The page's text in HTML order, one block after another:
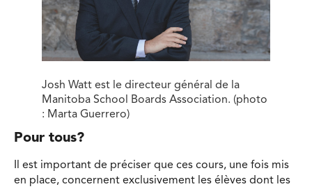
Josh Watt est le directeur général de la
Manitoba School Boards Association. (photo
: Marta Guerrero)
Pour tous?
Il est important de préciser que ces cours, une fois mis
en place, concernent exclusivement les élèves dont les